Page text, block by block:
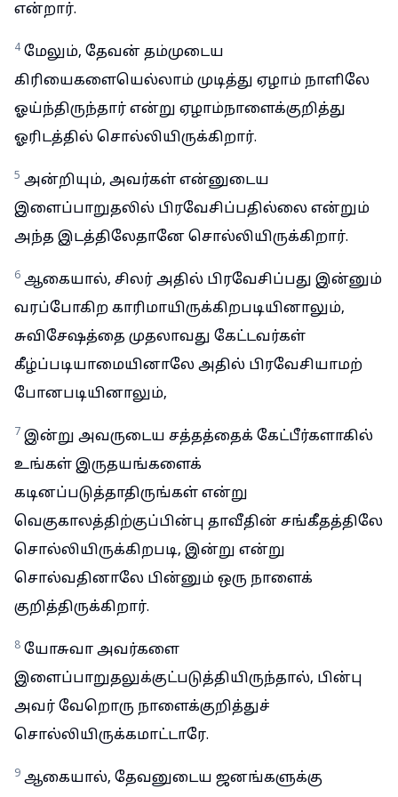
என்றார்.
4 மேலும், தேவன் தம்முடைய
கிரியைகளையெல்லாம் முடித்து ஏழாம் நாளிலே
ஓய்ந்திருந்தார் என்று ஏழாம்நாளைக்குறித்து
ஓரிடத்தில் சொல்லியிருக்கிறார்.
5 அன்றியும், அவர்கள் என்னுடைய
இளைப்பாறுதலில் பிரவேசிப்பதில்லை என்றும்
அந்த இடத்திலேதானே சொல்லியிருக்கிறார்.
6 ஆகையால், சிலர் அதில் பிரவேசிப்பது இன்னும்
வரப்போகிற காரிமாயிருக்கிறபடியினாலும்,
சுவிசேஷத்தை முதலாவது கேட்டவர்கள்
கீழ்ப்படியாமையினாலே அதில் பிரவேசியாமற்
போனபடியினாலும்,
7 இன்று அவருடைய சத்தத்தைக் கேட்பீர்களாகில்
உங்கள் இருதயங்களைக்
கடினப்படுத்தாதிருங்கள் என்று
வெகுகாலத்திற்குப்பின்பு தாவீதின் சங்கீதத்திலே
சொல்லியிருக்கிறபடி, இன்று என்று
சொல்வதினாலே பின்னும் ஒரு நாளைக்
குறித்திருக்கிறார்.
8 யோசுவா அவர்களை
இளைப்பாறுதலுக்குட்படுத்தியிருந்தால், பின்பு
அவர் வேறொரு நாளைக்குறித்துச்
சொல்லியிருக்கமாட்டாரே.
9 ஆகையால், தேவனுடைய ஜனங்களுக்கு